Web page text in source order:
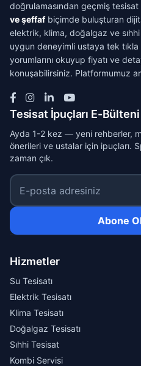
doğrulamasından geçmiş tesisat
ve şeffafbiçimde buluşturan
elektrik, klima, doğalgaz ve sıhhi
uygun deneyimli ustaya tek tıkla
yorumlarını okuyup fiyatı ve
konuşabilirsiniz. Platformumuz
Tesisat İpuçları E-Bülteni
Ayda 1-2 kez — yeni rehberler,
önerileri ve ustalar için ipuçları.
zaman çık.
E-posta adresiniz
Abone
Hizmetler
Su Tesisatı
Elektrik Tesisatı
Klima Tesisatı
Doğalgaz Tesisatı
Sıhhi Tesisat
Kombi Servisi